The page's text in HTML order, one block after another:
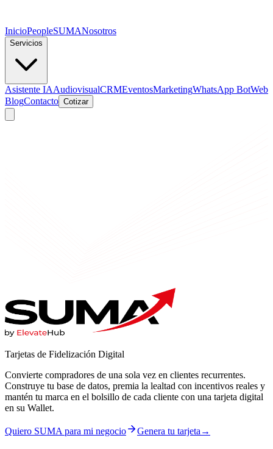
InicioPeopleSUMANosotros
Servicios
Asistente IAAudiovisualCRMEventosMarketingWhatsApp BotWeb
BlogContacto Cotizar
Tarjetas de Fidelización Digital
Convierte compradores de una sola vez en clientes recurrentes.
Construye tu base de datos, premia la lealtad con incentivos reales y
mantén tu marca en el bolsillo de cada cliente con una tarjeta digital
en su Wallet.
Quiero SUMA para mi negocio Genera tu tarjeta →